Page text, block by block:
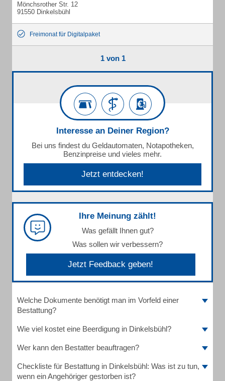
Mönchsrother Str. 12
91550 Dinkelsbühl
Freimonat für Digitalpaket
1 von 1
Interesse an Deiner Region?
Bei uns findest du Geldautomaten, Notapotheken,
Benzinpreise und vieles mehr.
Jetzt entdecken!
Ihre Meinung zählt!
Was gefällt Ihnen gut?
Was sollen wir verbessern?
Jetzt Feedback geben!
Welche Dokumente benötigt man im Vorfeld einer
Bestattung?
Wie viel kostet eine Beerdigung in Dinkelsbühl?
Wer kann den Bestatter beauftragen?
Checkliste für Bestattung in Dinkelsbühl: Was ist zu tun,
wenn ein Angehöriger gestorben ist?